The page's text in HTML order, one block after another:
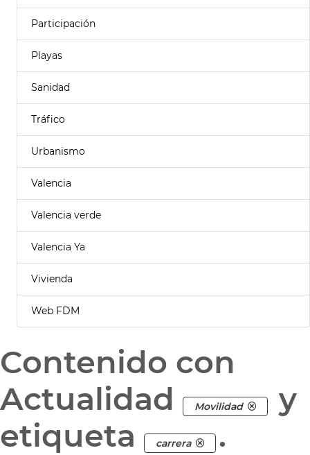
Participación
Playas
Sanidad
Tráfico
Urbanismo
Valencia
Valencia verde
Valencia Ya
Vivienda
Web FDM
Contenido con
Actualidad
Movilidad
y
etiqueta
carrera .